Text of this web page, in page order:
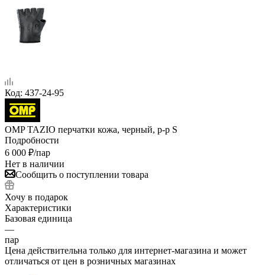
Код: 437-24-95
OMP TAZIO перчатки кожа, черный, р-р S
Подробности
6 000 ₽/пар
Нет в наличии
Сообщить о поступлении товара
Хочу в подарок
Характеристики
Базовая единица
—
пар
Цена действительна только для интернет-магазина и может
отличаться от цен в розничных магазинах